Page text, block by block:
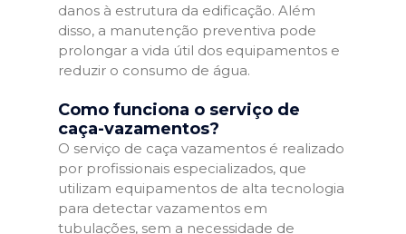
danos à estrutura da edificação. Além
disso, a manutenção preventiva pode
prolongar a vida útil dos equipamentos e
reduzir o consumo de água.
Como funciona o serviço de
caça-vazamentos?
O serviço de caça vazamentos é realizado
por profissionais especializados, que
utilizam equipamentos de alta tecnologia
para detectar vazamentos em
tubulações, sem a necessidade de